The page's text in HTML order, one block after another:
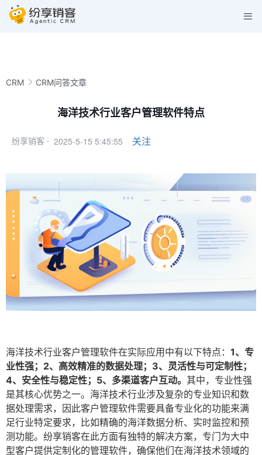
CRM CRM问答文章
海洋技术行业客户管理软件特点
纷享销客 · 2025-5-15 5:45:55 关注
海洋技术行业客户管理软件在实际应用中有以下特点： 1、专
业性强；2、高效精准的数据处理；3、灵活性与可定制性；
4、安全性与稳定性；5、多渠道客户互动。 其中，专业性强
是其核心优势之一。海洋技术行业涉及复杂的专业知识和数
据处理需求，因此客户管理软件需要具备专业化的功能来满
足行业特定要求，比如精确的海洋数据分析、实时监控和预
测功能。纷享销客在此方面有独特的解决方案，专门为大中
型客户提供定制化的管理软件，确保他们在海洋技术领域的